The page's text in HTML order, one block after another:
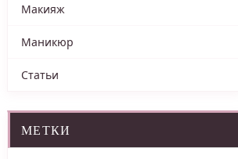
Макияж
Маникюр
Статьи
МЕТКИ